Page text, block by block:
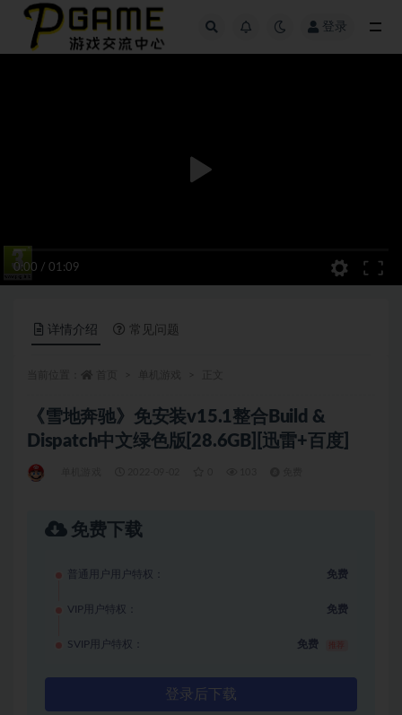
登录
0:00 / 01:09
详情介绍 常见问题
《雪地奔驰》免安装v15.1整合Build &
Dispatch中文绿色版[28.6GB][迅雷+百度]
免费下载
普通用户用户特权： 免费
VIP用户特权： 免费
SVIP用户特权： 免费
登录后下载
全部